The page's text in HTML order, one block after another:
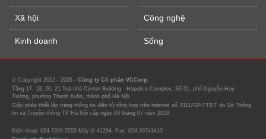
Xã hội
Kinh doanh
Công nghệ
Sống
© Copyright 2012 - 2026 - Công ty Cổ phần VCCorp.
Tầng 17, 19, 20, 21 Toà nhà Center Building - Hapulico Complex, Số 01, phố Nguyễn Huy
Tưởng, phường Thanh Xuân, thành phố Hà Nội
Giấy phép thiết lập trang thông tin điện tử tổng hợp trên internet số 3321/GP-TTĐT do Sở Thông
tin và Truyền thông TP Hà Nội cấp ngày 03 tháng 07 năm 2019.
Điện thoại: 024 7309 5555 Máy lẻ 41294. Fax: 024-39743413